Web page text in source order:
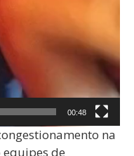
00:48
na
de